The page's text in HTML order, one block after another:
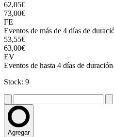
62,05€
73,00€
FE
Eventos de más de 4 días de
53,55€
63,00€
EV
Eventos de hasta 4 días de duración
Stock: 9
Agregar